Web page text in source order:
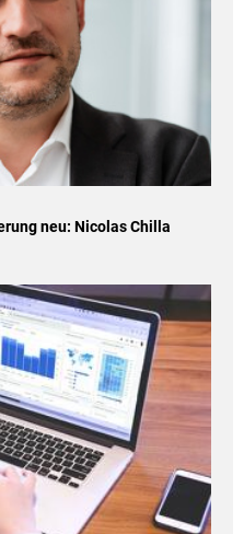
neu: Nicolas Chilla